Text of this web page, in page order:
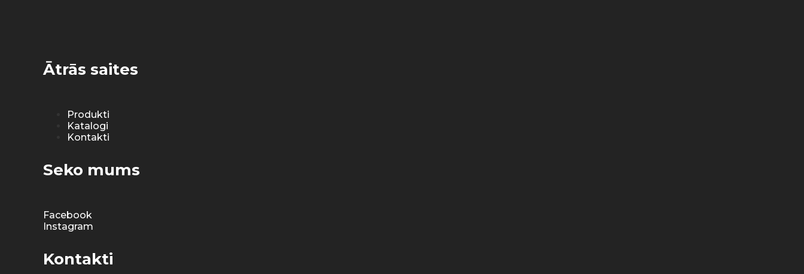
Ātrās saites
Produkti
Katalogi
Kontakti
Seko mums
Facebook
Instagram
Kontakti